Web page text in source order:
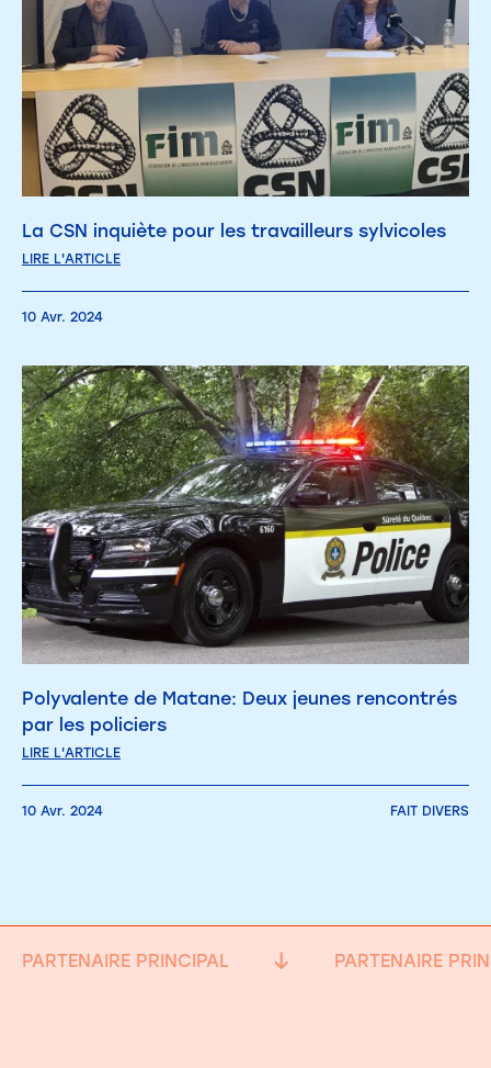
La CSN inquiète pour les travailleurs sylvicoles
LIRE L'ARTICLE
10 Avr. 2024
Polyvalente de Matane: Deux jeunes rencontrés
par les policiers
LIRE L'ARTICLE
10 Avr. 2024 FAIT DIVERS
PARTENAIRE PRINCIPAL PARTENAIRE